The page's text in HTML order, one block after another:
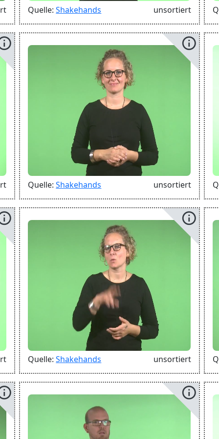
Quelle:Shakehands unsortiert
info
Quelle:Shakehands unsortiert
info
Quelle:Shakehands unsortiert
info